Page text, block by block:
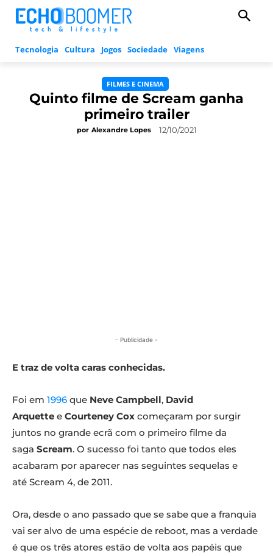
Tecnologia Cultura Jogos Sociedade Viagens
FILMES E CINEMA
Quinto filme de Scream ganha
primeiro trailer
por Alexandre Lopes 12/10/2021
- Publicidade -
E traz de volta caras conhecidas.
Foi em 1996 que Neve Campbell, David
Arquette e Courteney Cox começaram por surgir
juntos no grande ecrã com o primeiro filme da
saga Scream. O sucesso foi tanto que todos eles
acabaram por aparecer nas seguintes sequelas e
até Scream 4, de 2011.
Ora, desde o ano passado que se sabe que a franquia
vai ser alvo de uma espécie de reboot, mas a verdade
é que os três atores estão de volta aos papéis que